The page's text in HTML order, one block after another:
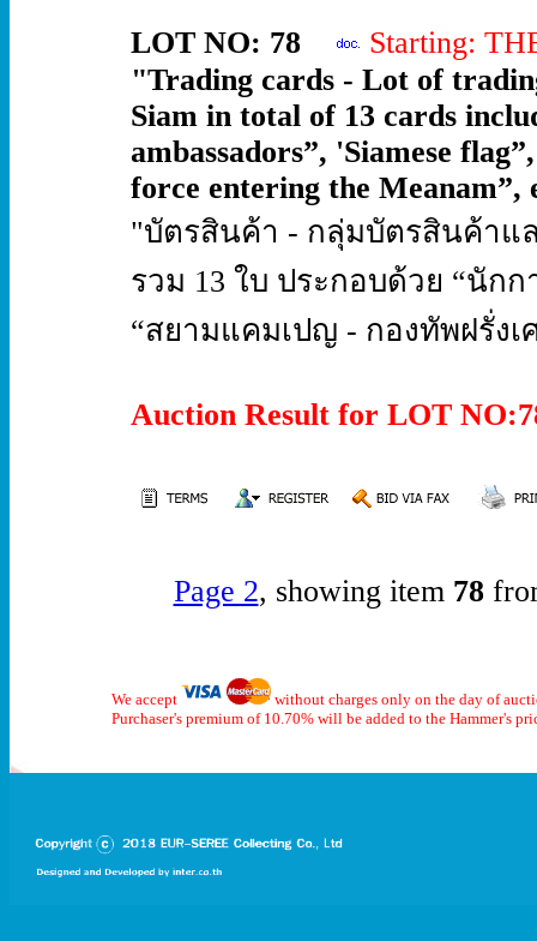
LOT NO: 78
Starting:
"Trading cards - Lot of
Siam in total of 13 cards
ambassadors”, 'Siamese
force entering the Meanam”,
"บัตรสินค้า - กลุ่มบัตรสินค้าแ
รวม 13 ใบ ประกอบด้วย “นัก
“สยามแคมเปญ - กองทัพฝรั่ง
Auction Result for LOT
Page 2, showing item 78
We accept
without charges only on the day of
Purchaser's premium of 10.70% will be added to the Hammer's